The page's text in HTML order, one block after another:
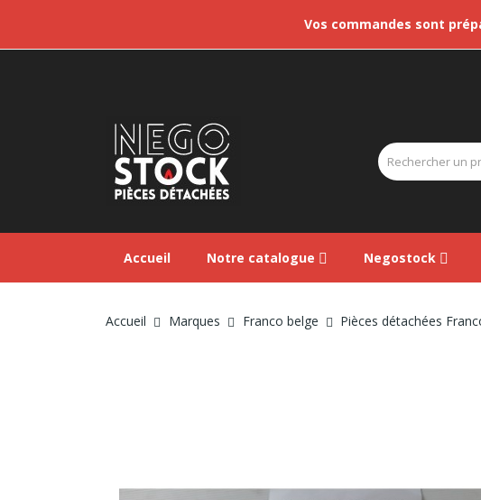
Vos commandes sont
Accueil Notre catalogue Negostock
Accueil Marques Franco belge Pièces détachées